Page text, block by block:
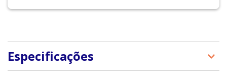
Especificações